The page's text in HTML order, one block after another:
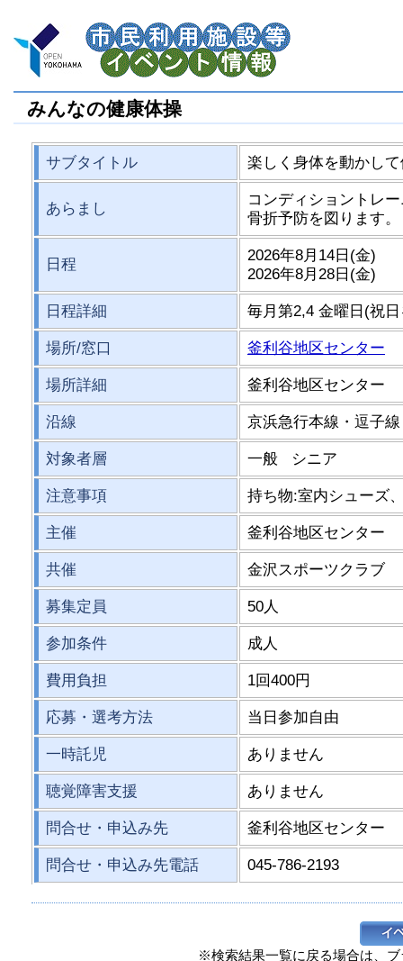
みんなの健康体操
サブタイトル 楽しく身体を動かし
あらまし
コンディショントレ
骨折予防を図ります。
日程
2026年8月14日(金)
2026年8月28日(金)
日程詳細 毎月第2,4 金曜日(祝
場所/窓口 釜利谷地区センター
場所詳細 釜利谷地区センター
沿線 京浜急行本線・逗
対象者層 一般 シニア
注意事項 持ち物:室内シューズ
主催 釜利谷地区センター
共催 金沢スポーツクラブ
募集定員 50人
参加条件 成人
費用負担 1回400円
応募・選考方法 当日参加自由
一時託児 ありません
聴覚障害支援 ありません
問合せ・申込み先 釜利谷地区センター
問合せ・申込み先電話 045-786-2193
※検索結果一覧に戻る場合は、